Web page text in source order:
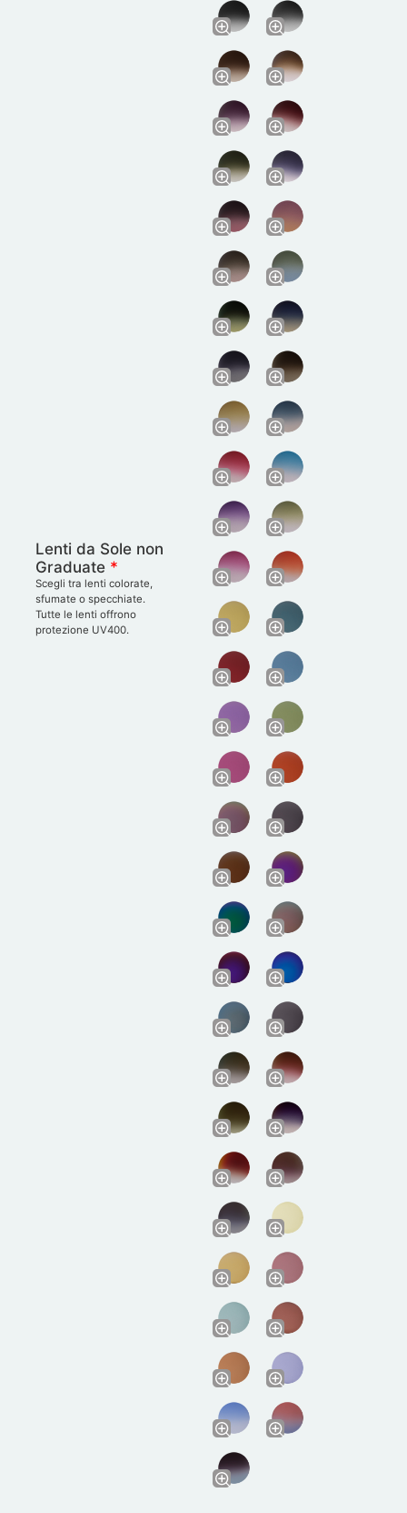
Lenti da Sole non
Graduate *
Scegli tra lenti colorate,
sfumate o specchiate.
Tutte le lenti offrono
protezione UV400.